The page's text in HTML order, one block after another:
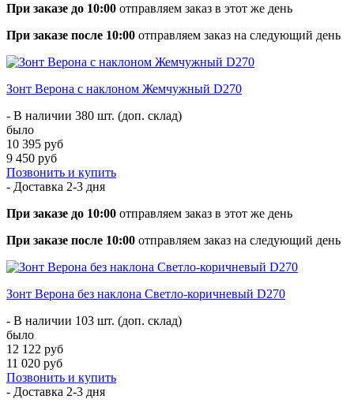
При заказе до 10:00 отправляем заказ в этот же день
При заказе после 10:00 отправляем заказ на следующий день
Зонт Верона с наклоном Жемчужный D270
- В наличии 380 шт. (доп. склад)
было
10 395 руб
9 450 руб
Позвонить и купить
- Доставка 2-3 дня
При заказе до 10:00 отправляем заказ в этот же день
При заказе после 10:00 отправляем заказ на следующий день
Зонт Верона без наклона Светло-коричневый D270
- В наличии 103 шт. (доп. склад)
было
12 122 руб
11 020 руб
Позвонить и купить
- Доставка 2-3 дня